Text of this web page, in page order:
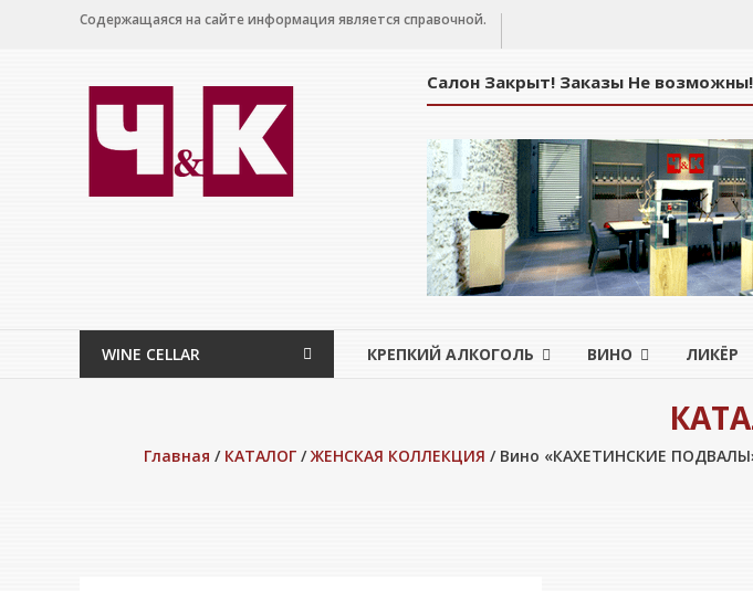
Содержащаяся на сайте информация является справочной.
WINE
CELLAR
Салон Закрыт! Заказы Не возможны!
WINE CELLAR КРЕПКИЙ АЛКОГОЛЬ ВИНО ЛИКЁР
Главная / КАТАЛОГ /ЖЕНСКАЯ КОЛЛЕКЦИЯ / Вино «КАХЕТИНСКИЕ ПОДВАЛЫ»